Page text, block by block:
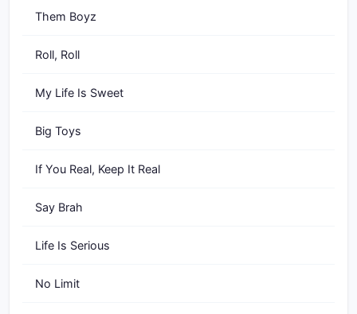
Them Boyz
Roll, Roll
My Life Is Sweet
Big Toys
If You Real, Keep It Real
Say Brah
Life Is Serious
No Limit